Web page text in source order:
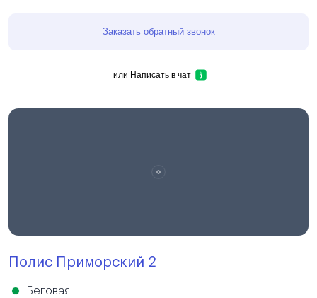
Заказать обратный звонок
или Написать в чат
Полис Приморский 2
Беговая